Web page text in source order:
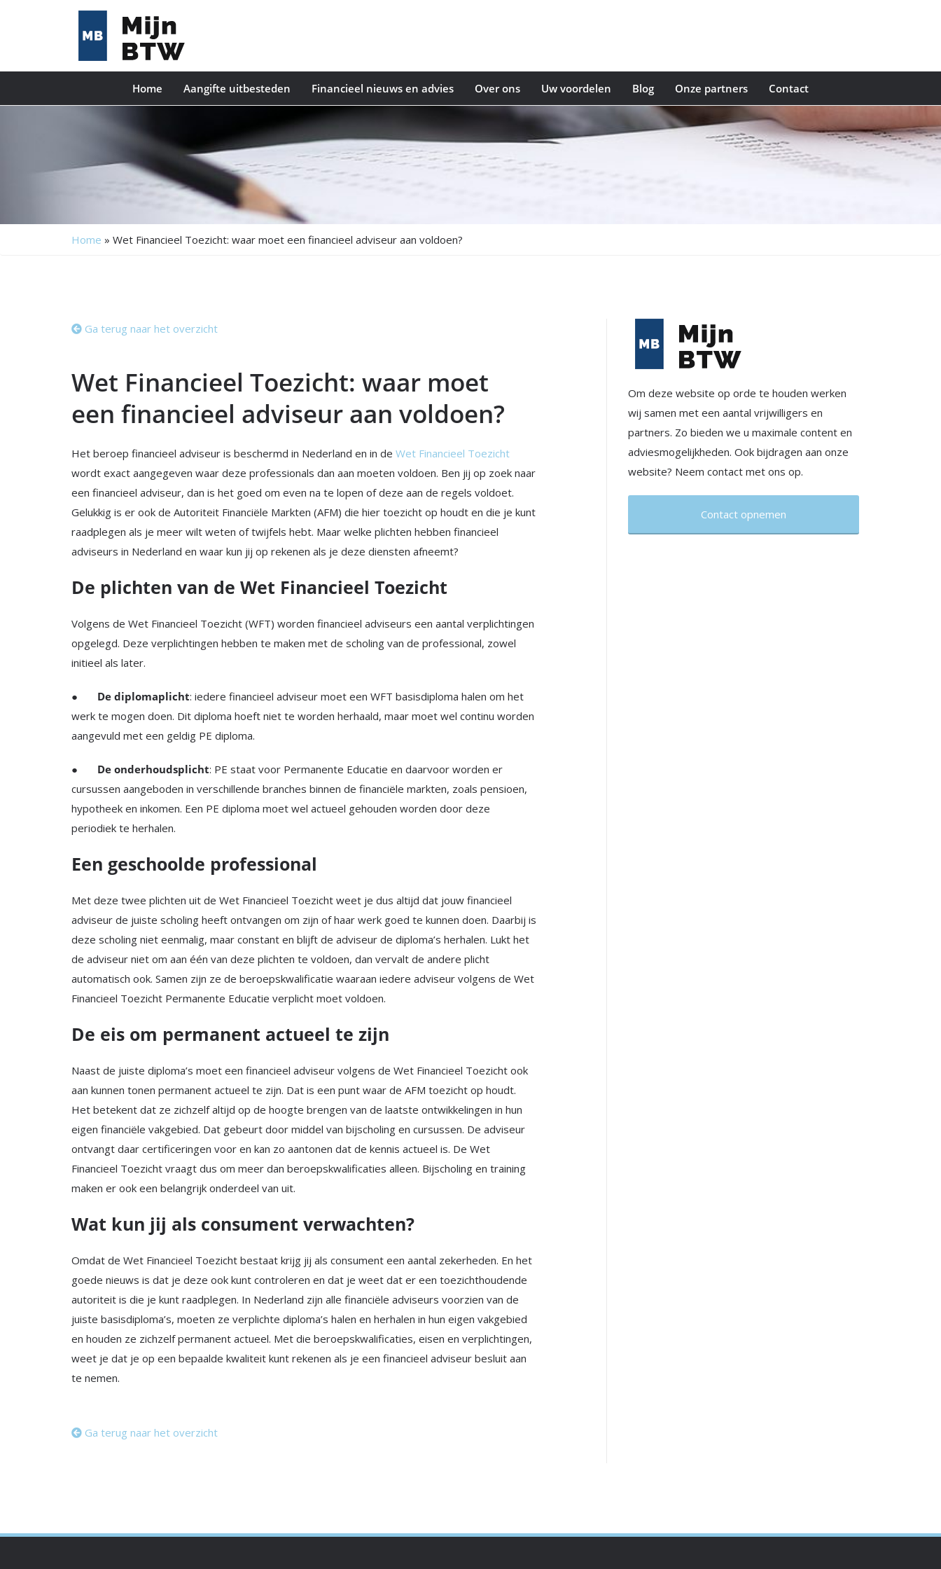
Home Aangifte uitbesteden Financieel nieuws en advies Over ons Uw voordelen Blog Onze partners Contact
Home » Wet Financieel Toezicht: waar moet een financieel adviseur aan voldoen?
Ga terug naar het overzicht
Wet Financieel Toezicht: waar moet
een financieel adviseur aan voldoen?
Het beroep financieel adviseur is beschermd in Nederland en in de Wet Financieel Toezicht
wordt exact aangegeven waar deze professionals dan aan moeten voldoen. Ben jij op zoek naar
een financieel adviseur, dan is het goed om even na te lopen of deze aan de regels voldoet.
Gelukkig is er ook de Autoriteit Financiële Markten (AFM) die hier toezicht op houdt en die je kunt
raadplegen als je meer wilt weten of twijfels hebt. Maar welke plichten hebben financieel
adviseurs in Nederland en waar kun jij op rekenen als je deze diensten afneemt?
De plichten van de Wet Financieel Toezicht
Volgens de Wet Financieel Toezicht (WFT) worden financieel adviseurs een aantal verplichtingen
opgelegd. Deze verplichtingen hebben te maken met de scholing van de professional, zowel
initieel als later.
● De diplomaplicht: iedere financieel adviseur moet een WFT basisdiploma halen om het
werk te mogen doen. Dit diploma hoeft niet te worden herhaald, maar moet wel continu worden
aangevuld met een geldig PE diploma.
● De onderhoudsplicht: PE staat voor Permanente Educatie en daarvoor worden er
cursussen aangeboden in verschillende branches binnen de financiële markten, zoals pensioen,
hypotheek en inkomen. Een PE diploma moet wel actueel gehouden worden door deze
periodiek te herhalen.
Een geschoolde professional
Met deze twee plichten uit de Wet Financieel Toezicht weet je dus altijd dat jouw financieel
adviseur de juiste scholing heeft ontvangen om zijn of haar werk goed te kunnen doen. Daarbij is
deze scholing niet eenmalig, maar constant en blijft de adviseur de diploma’s herhalen. Lukt het
de adviseur niet om aan één van deze plichten te voldoen, dan vervalt de andere plicht
automatisch ook. Samen zijn ze de beroepskwalificatie waaraan iedere adviseur volgens de Wet
Financieel Toezicht Permanente Educatie verplicht moet voldoen.
De eis om permanent actueel te zijn
Naast de juiste diploma’s moet een financieel adviseur volgens de Wet Financieel Toezicht ook
aan kunnen tonen permanent actueel te zijn. Dat is een punt waar de AFM toezicht op houdt.
Het betekent dat ze zichzelf altijd op de hoogte brengen van de laatste ontwikkelingen in hun
eigen financiële vakgebied. Dat gebeurt door middel van bijscholing en cursussen. De adviseur
ontvangt daar certificeringen voor en kan zo aantonen dat de kennis actueel is. De Wet
Financieel Toezicht vraagt dus om meer dan beroepskwalificaties alleen. Bijscholing en training
maken er ook een belangrijk onderdeel van uit.
Wat kun jij als consument verwachten?
Omdat de Wet Financieel Toezicht bestaat krijg jij als consument een aantal zekerheden. En het
goede nieuws is dat je deze ook kunt controleren en dat je weet dat er een toezichthoudende
autoriteit is die je kunt raadplegen. In Nederland zijn alle financiële adviseurs voorzien van de
juiste basisdiploma’s, moeten ze verplichte diploma’s halen en herhalen in hun eigen vakgebied
en houden ze zichzelf permanent actueel. Met die beroepskwalificaties, eisen en verplichtingen,
weet je dat je op een bepaalde kwaliteit kunt rekenen als je een financieel adviseur besluit aan
te nemen.
Ga terug naar het overzicht
Om deze website op orde te houden werken
wij samen met een aantal vrijwilligers en
partners. Zo bieden we u maximale content en
adviesmogelijkheden. Ook bijdragen aan onze
website? Neem contact met ons op.
Contact opnemen